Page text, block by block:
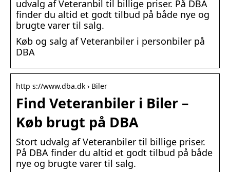
udvalg af Veteranbil til billige priser. På DBA
finder du altid et godt tilbud på både nye og
brugte varer til salg.
Køb og salg af Veteranbiler i personbiler på
DBA
http s://www.dba.dk › Biler
Find Veteranbiler i Biler –
Køb brugt på DBA
Stort udvalg af Veteranbiler til billige priser.
På DBA finder du altid et godt tilbud på både
nye og brugte varer til salg.